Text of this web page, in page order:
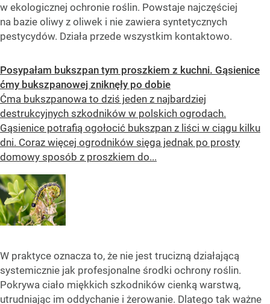
w ekologicznej ochronie roślin. Powstaje najczęściej
na bazie oliwy z oliwek i nie zawiera syntetycznych
pestycydów. Działa przede wszystkim kontaktowo.
Posypałam bukszpan tym proszkiem z kuchni. Gąsienice
ćmy bukszpanowej zniknęły po dobie
Ćma bukszpanowa to dziś jeden z najbardziej
destrukcyjnych szkodników w polskich ogrodach.
Gąsienice potrafią ogołocić bukszpan z liści w ciągu kilku
dni. Coraz więcej ogrodników sięga jednak po prosty
domowy sposób z proszkiem do...
W praktyce oznacza to, że nie jest trucizną działającą
systemicznie jak profesjonalne środki ochrony roślin.
Pokrywa ciało miękkich szkodników cienką warstwą,
utrudniając im oddychanie i żerowanie. Dlatego tak ważne